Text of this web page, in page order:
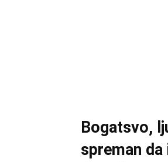
Bogatsvo,
spreman